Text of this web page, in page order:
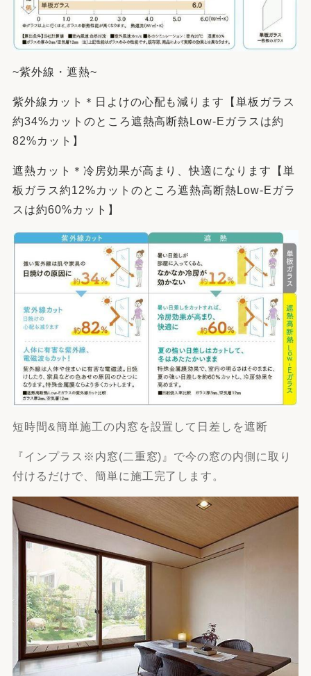
~紫外線・遮熱~
紫外線カット＊日よけの心配も減ります【単板ガラス
約34%カットのところ遮熱高断熱Low-Eガラスは約
82%カット】
遮熱カット＊冷房効果が高まり、快適になります【単
板ガラス約12%カットのところ遮熱高断熱Low-Eガラ
スは約60%カット】
短時間&簡単施工の内窓を設置して日差しを遮断
『インプラス※内窓(二重窓)』で今の窓の内側に取り
付けるだけで、簡単に施工完了します。